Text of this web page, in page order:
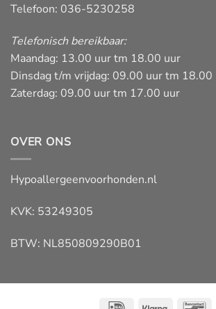
Telefoon: 036-5230258
Telefonisch bereikbaar:
Maandag: 13.00 uur tm 18.00 uur
Dinsdag t/m vrijdag: 09.00 uur tm 18.00
Zaterdag: 09.00 uur tm 17.00 uur
OVER ONS
Hypoallergeenvoorhonden.nl
KVK: 53249305
BTW: NL850809290B01